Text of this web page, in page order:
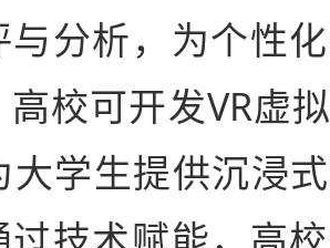
与分析，为个性
校可开发VR虚
大学生提供沉浸